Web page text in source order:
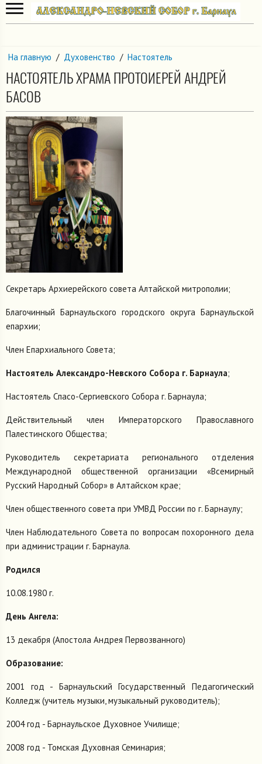
На главную / Духовенство / Настоятель
НАСТОЯТЕЛЬ ХРАМА ПРОТОИЕРЕЙ АНДРЕЙ
БАСОВ
Секретарь Архиерейского совета Алтайской митрополии;
Благочинный Барнаульского городского округа Барнаульской
епархии;
Член Епархиального Совета;
Настоятель Александро-Невского Собора г. Барнаула;
Настоятель Спасо-Сергиевского Собора г. Барнаула;
Действительный член Императорского Православного
Палестинского Общества;
Руководитель секретариата регионального отделения
Международной общественной организации «Всемирный
Русский Народный Собор» в Алтайском крае;
Член общественного совета при УМВД России по г. Барнаулу;
Член Наблюдательного Совета по вопросам похоронного дела
при администрации г. Барнаула.
Родился
10.08.1980 г.
День Ангела:
13 декабря (Апостола Андрея Первозванного)
Образование:
2001 год - Барнаульский Государственный Педагогический
Колледж (учитель музыки, музыкальный руководитель);
2004 год - Барнаульское Духовное Училище;
2008 год - Томская Духовная Семинария;